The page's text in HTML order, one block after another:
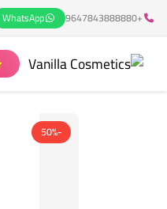
+9647843888880
WhatsApp
-50%